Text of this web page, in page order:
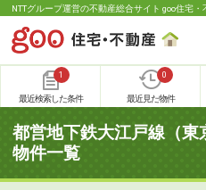
NTTグループ運営の不動産総合サイト goo住宅・
1
最近検索した条件
0
最近見た物件
都営地下鉄大江戸線（
物件一覧